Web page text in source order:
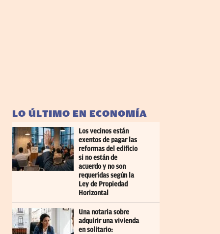
LO ÚLTIMO EN ECONOMÍA
Los vecinos están
exentos de pagar las
reformas del edificio
si no están de
acuerdo y no son
requeridas según la
Ley de Propiedad
Horizontal
Una notaria sobre
adquirir una vivienda
en solitario: